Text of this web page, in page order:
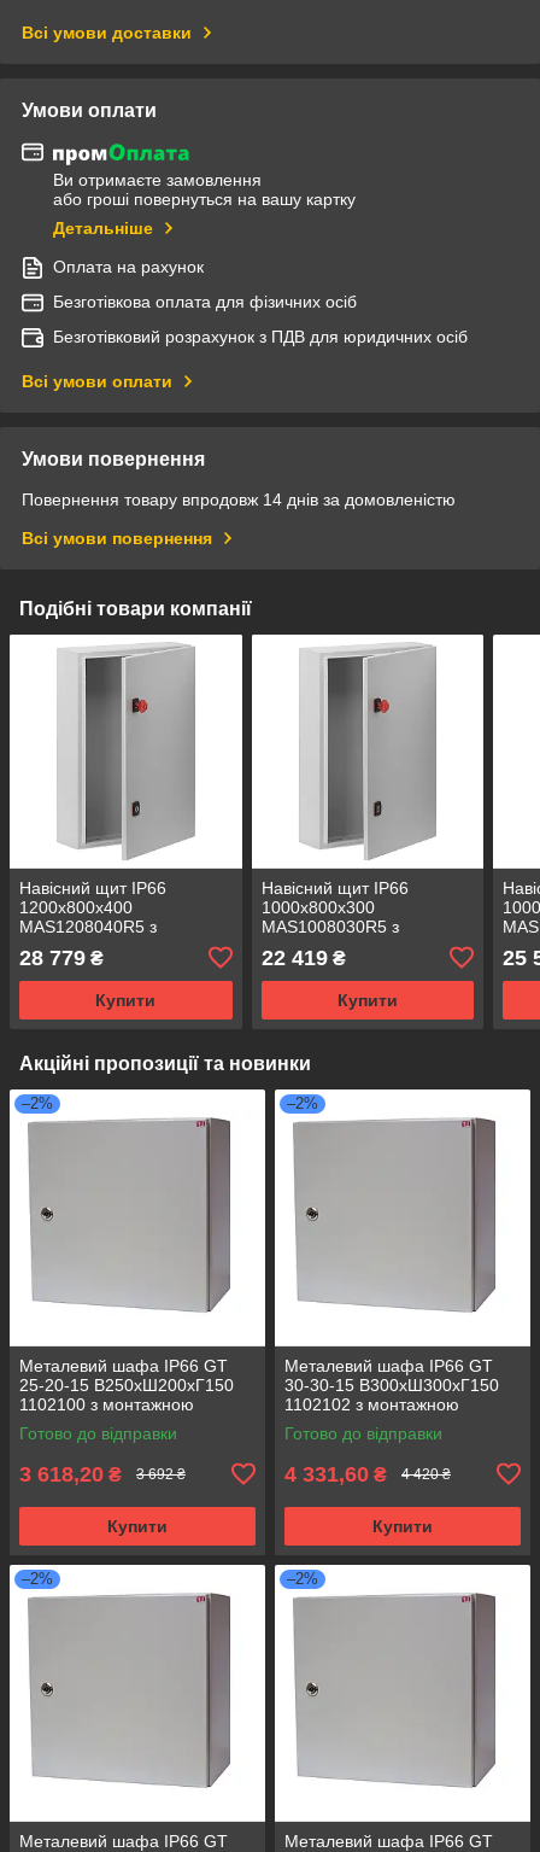
Всі умови доставки
Умови оплати
Ви отримаєте замовлення
або гроші повернуться на вашу картку
Детальніше
Оплата на рахунок
Безготівкова оплата для фізичних осіб
Безготівковий розрахунок з ПДВ для юридичних осіб
Всі умови оплати
Умови повернення
Повернення товару впродовж 14 днів за домовленістю
Всі умови повернення
Подібні товари компанії
Навісний щит IP66
1200x800x400
MAS1208040R5 з
nVent HOFFMAN
(металева розподільна
28 779 ₴
Купити
Навісний щит IP66
1000x800x300
MAS1008030R5 з
nVent HOFFMAN
(металева розподільна
22 419₴
Купити
25
Акційні пропозиції та новинки
–2%
Металевий шафа IP66 GT
25-20-15 В250хШ200хГ150
1102100 з монтажною
панеллю (розподільчий, 1
замок)
Готово до відправки
3 618,20 ₴ 3 692 ₴
Купити
–2%
Металевий шафа IP66 GT
30-30-15 В300хШ300хГ150
1102102 з монтажною
панеллю (розподільчий, 1
замок)
Готово до відправки
4 331,60 ₴ 4 420 ₴
Купити
–2%
Металевий шафа IP66 GT
–2%
Металевий шафа IP66 GT